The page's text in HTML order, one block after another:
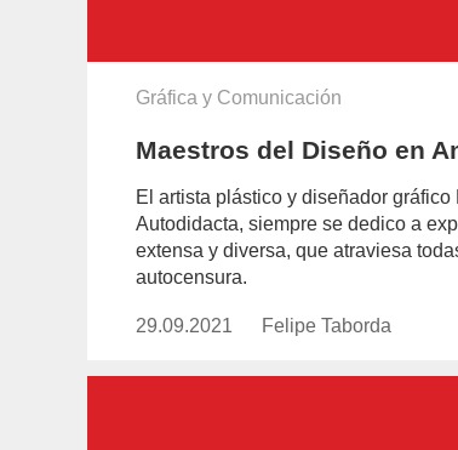
Gráfica y Comunicación
Maestros del Diseño en
El artista plástico y diseñador
Autodidacta, siempre se dedico a
extensa y diversa, que atraviesa
autocensura.
Publicado
29.09.2021
https://
Felipe Taborda